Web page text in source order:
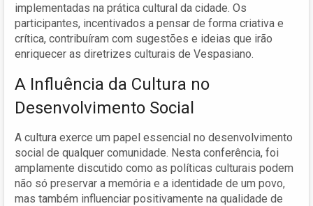
implementadas na prática cultural da cidade. Os
participantes, incentivados a pensar de forma criativa e
crítica, contribuíram com sugestões e ideias que irão
enriquecer as diretrizes culturais de Vespasiano.
A Influência da Cultura no
Desenvolvimento Social
A cultura exerce um papel essencial no desenvolvimento
social de qualquer comunidade. Nesta conferência, foi
amplamente discutido como as políticas culturais podem
não só preservar a memória e a identidade de um povo,
mas também influenciar positivamente na qualidade de